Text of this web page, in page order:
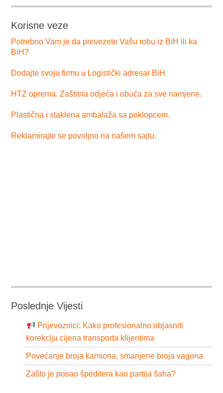
Korisne veze
Potrebno Vam je da prevezete Vašu robu iz BiH ili ka
BiH?
Dodajte svoju firmu u Logistički adresar BiH
HTZ oprema. Zaštitna odjeća i obuća za sve namjene.
Plastična i staklena ambalaža sa poklopcem.
Reklamirajte se povoljno na našem sajtu.
Poslednje Vijesti
Prijevoznici: Kako profesionalno objasniti
korekciju cijena transporta klijentima
Povećanje broja kamiona, smanjene broja vagona
Zašto je posao špeditera kao partija šaha?